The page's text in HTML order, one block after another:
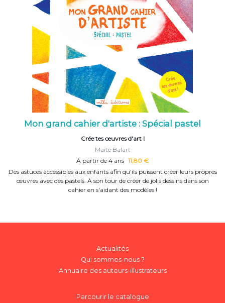
Mon grand cahier d'artiste : Spécial pastel
Crée tes œuvres d'art !
Maïté Balart
À partir de 4 ans 11,80 €
Des astuces accessibles aux enfants afin qu'ils puissent créer leurs propres
œuvres avec des pastels. À son tour de créer de jolis dessins dans son
cahier en s'aidant des modèles !
Actualités
Qui sommes-nous ?
Annuaire des auteurs-illustrateurs
Parcourir le catalogue